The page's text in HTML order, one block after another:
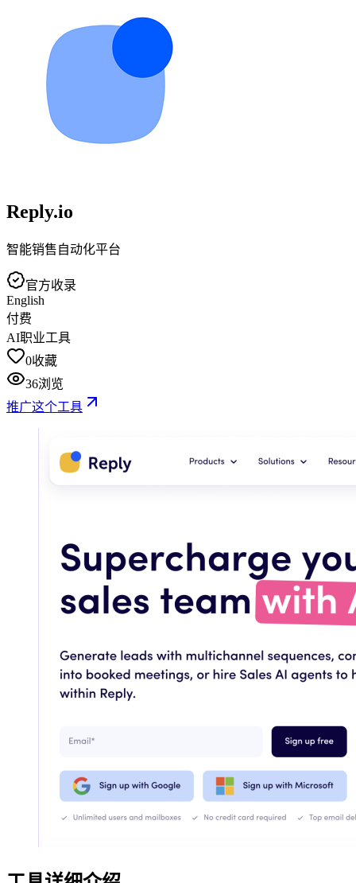
Reply.io
智能销售自动化平台
官方收录
English
付费
AI职业工具
0收藏
36浏览
推广这个工具